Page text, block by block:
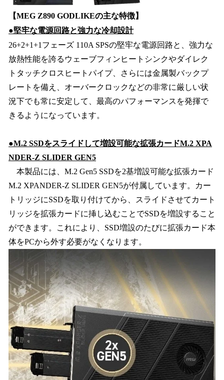
【MEG Z890 GODLIKEの主な特徴】
●堅牢な電源回路と強力な冷却設計
26+2+1+1フェーズ 110A SPSの堅牢な電源回路と、強力な
放熱性能を誇るウェーブフィンヒートシンクやダイレク
トタッチクロスヒートパイプ、さらには金属製バックプ
レートを備え、オーバークロックなどの非常に厳しい状
況下でも常に安定して、最高のパフォーマンスを発揮で
きるようになっています。
●M.2 SSDをスライドして増設可能な拡張カードM.2 XPA
NDER-Z SLIDER GEN5
本製品には、M.2 Gen5 SSDを2基増設可能な拡張カード
M.2 XPANDER-Z SLIDER GEN5が付属しています。カー
トリッジにSSDを取り付けてから、スライドさせてカート
リッジを拡張カードに挿し込むことでSSDを増設すること
ができます。これにより、SSD増設のたびに拡張カード本
体をPCから外す必要がなくなります。